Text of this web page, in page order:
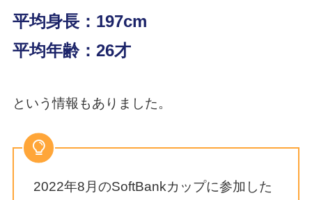
平均身長：197cm
平均年齢：26才
という情報もありました。
2022年8月のSoftBankカップに参加した